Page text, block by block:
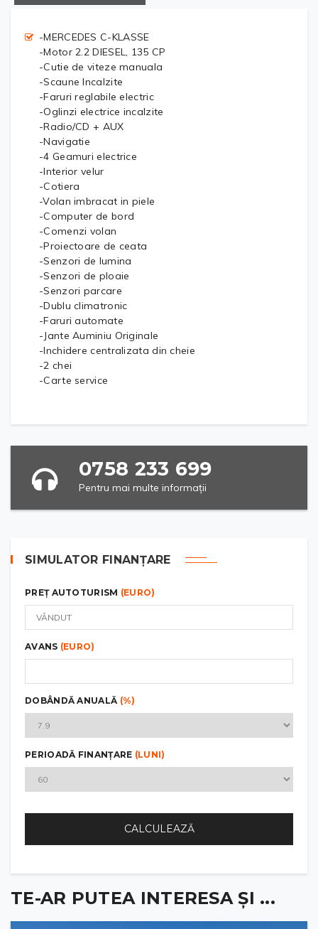
-MERCEDES C-KLASSE
-Motor 2.2 DIESEL, 135 CP
-Cutie de viteze manuala
-Scaune Incalzite
-Faruri reglabile electric
-Oglinzi electrice incalzite
-Radio/CD + AUX
-Navigatie
-4 Geamuri electrice
-Interior velur
-Cotiera
-Volan imbracat in piele
-Computer de bord
-Comenzi volan
-Proiectoare de ceata
-Senzori de lumina
-Senzori de ploaie
-Senzori parcare
-Dublu climatronic
-Faruri automate
-Jante Auminiu Originale
-Inchidere centralizata din cheie
-2 chei
-Carte service
0758 233 699
Pentru mai multe informații
SIMULATOR FINANȚARE
PREȚ AUTOTURISM (EURO)
AVANS (EURO)
DOBÂNDĂ ANUALĂ (%)
PERIOADĂ FINANȚARE (LUNI)
CALCULEAZĂ
TE-AR PUTEA INTERESA ȘI ...